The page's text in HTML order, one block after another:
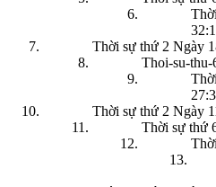
Thời sự thứ 2 Ngày
Thoi-su-
Thời sự thứ 2 Ngày
Thời sự thứ